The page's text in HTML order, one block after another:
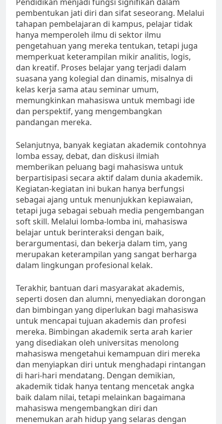
pembentukan jati diri dan sifat seseorang. Melalui
tahapan pembelajaran di kampus, pelajar tidak
hanya memperoleh ilmu di sektor ilmu
pengetahuan yang mereka tentukan, tetapi juga
memperkuat keterampilan mikir analitis, logis,
dan kreatif. Proses belajar yang terjadi dalam
suasana yang kolegial dan dinamis, misalnya di
kelas kerja sama atau seminar umum,
memungkinkan mahasiswa untuk membagi ide
dan perspektif, yang mengembangkan
pandangan mereka.
Selanjutnya, banyak kegiatan akademik contohnya
lomba essay, debat, dan diskusi ilmiah
memberikan peluang bagi mahasiswa untuk
berpartisipasi secara aktif dalam dunia akademik.
Kegiatan-kegiatan ini bukan hanya berfungsi
sebagai ajang untuk menunjukkan kepiawaian,
tetapi juga sebagai sebuah media pengembangan
soft skill. Melalui lomba-lomba ini, mahasiswa
belajar untuk berinteraksi dengan baik,
berargumentasi, dan bekerja dalam tim, yang
merupakan keterampilan yang sangat berharga
dalam lingkungan profesional kelak.
Terakhir, bantuan dari masyarakat akademis,
seperti dosen dan alumni, menyediakan dorongan
dan bimbingan yang diperlukan bagi mahasiswa
untuk mencapai tujuan akademis dan profesi
mereka. Bimbingan akademik serta arah karier
yang disediakan oleh universitas menolong
mahasiswa mengetahui kemampuan diri mereka
dan menyiapkan diri untuk menghadapi rintangan
di hari-hari mendatang. Dengan demikian,
akademik tidak hanya tentang mencetak angka
baik dalam nilai, tetapi melainkan bagaimana
mahasiswa mengembangkan diri dan
menemukan arah hidup yang selaras dengan